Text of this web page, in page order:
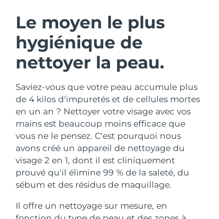
Le moyen le plus
hygiénique de
nettoyer la peau.
Saviez-vous que votre peau accumule plus
de 4 kilos d'impuretés et de cellules mortes
en un an ? Nettoyer votre visage avec vos
mains est beaucoup moins efficace que
vous ne le pensez. C'est pourquoi nous
avons créé un appareil de nettoyage du
visage 2 en 1, dont il est cliniquement
prouvé qu'il élimine 99 % de la saleté, du
sébum et des résidus de maquillage.
Il offre un nettoyage sur mesure, en
Nettoyage du visage
Anti-aging massage
LUNA™ 4 Plus
Massage, LED heating
LUNA™ 4 Men
For men, anti-aging massage
Lifting
Microcurrent toning
BEAR™ 2 go
Microcurrent toning on-the-go
BEAR™ 2 eyes & lips
Microcurrent line smoothing device
Hydratation
UFO™ 3 coffret
Deep facial hydration
UFO™ 3 LED
Near-infrared and red light therapy
device
Soin bucco-dentaire
issa™ 4
Hybrid silicone sonic toothbrush
issa™ 4 plus
FAQ™ TRAITEMENT ANTI-ÂGE
Anti-âge Traitements LED
NEW
Autriche Livraison estimée
Bahreïn Livraison estimée
Belgique Livraison estimée
Bermudes Livraison estimée 8/15/26
Bosnie-Herzégovine Livraison estimée
Livraison estimée
Bulgarie Livraison estimée8/9/26
Canada Livraison estimée8/13/26